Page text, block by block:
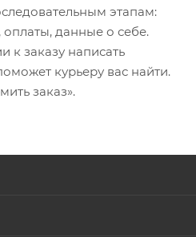
этапам:
оплаты, данные о себе.
к заказу написать
курьеру вас найти.
заказ».